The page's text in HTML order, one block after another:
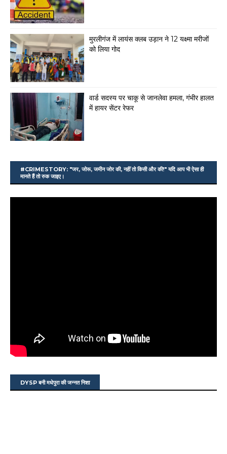
मुरलीगंज में लायंस क्लब उड़ान ने 12 यक्ष्मा मरीजों
को लिया गोद
वार्ड सदस्य पर चाकू से जानलेवा हमला, गंभीर हालत
में हायर सेंटर रेफर
#CRIMESTORY: "जर, जोरू, जमीन जोर की, नहीं तो किसी और की!" यदि आप भी ऐसा ही
मानते हैं तो रुक जाइए।
DYSP बनी मधेपुरा की जन्नत निशा